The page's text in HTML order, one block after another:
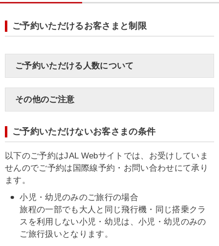
ご予約いただけるお客さまと制限
ご予約いただける人数について
その他のご注意
ご予約いただけないお客さまの条件
以下のご予約はJAL Webサイトでは、お受けしていま
せんのでご予約は国際線予約・お問い合わせにて承り
ます。
小児・幼児のみのご旅行の場合
旅程の一部でも大人と同じ飛行機・同じ搭乗クラ
スを利用しない小児・幼児は、小児・幼児のみの
ご旅行扱いとなります。